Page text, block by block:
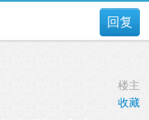
回复
楼主
收藏